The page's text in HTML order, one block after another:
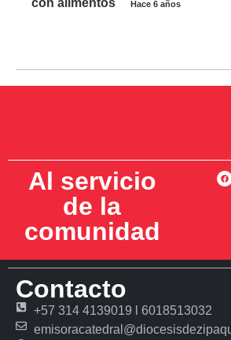
Hace 6 años
con alimentos
Al servicio
de la
comunidad
Contacto
+57 314 4139019 l 6018513032